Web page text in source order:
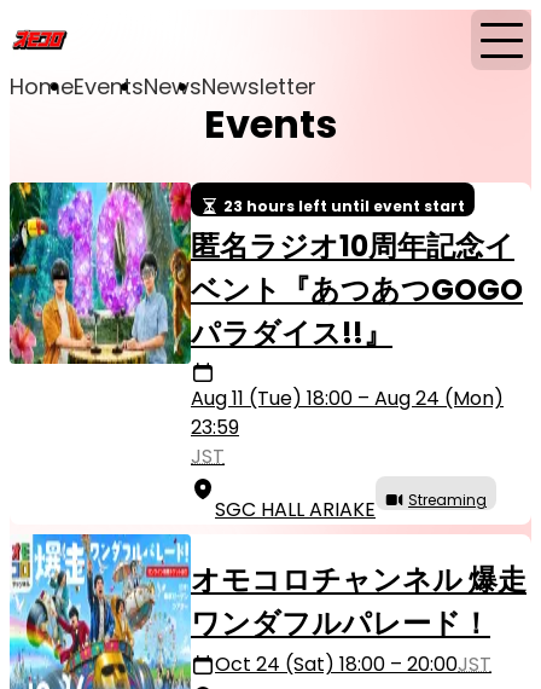
HomeEventsNewsNewsletter
Events
23 hours left until event start
匿名ラジオ10周年記念イ
ベント『あつあつGOGO
パラダイス!!』
Aug 11 (Tue) 18:00 – Aug 24 (Mon)
23:59
JST
SGC HALL ARIAKE
Streaming
オモコロチャンネル 爆走
ワンダフルパレード！
Oct 24 (Sat) 18:00 – 20:00JST